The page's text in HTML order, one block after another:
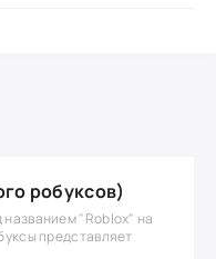
робуксов)
"Roblox" на
представляет